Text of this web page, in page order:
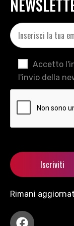
Accetto
l'invio della
Rimani